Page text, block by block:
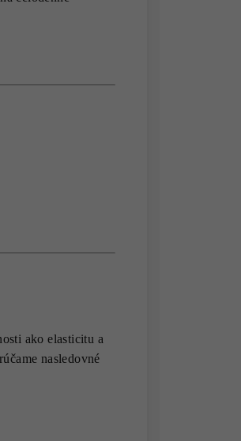
ako elasticitu a
nasledovné